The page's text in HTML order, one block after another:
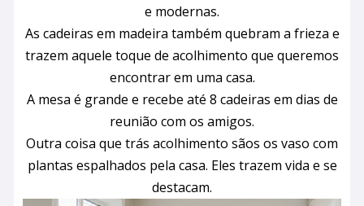
e modernas.
As cadeiras em madeira também quebram a frieza e
trazem aquele toque de acolhimento que queremos
encontrar em uma casa.
A mesa é grande e recebe até 8 cadeiras em dias de
reunião com os amigos.
Outra coisa que trás acolhimento sãos os vaso com
plantas espalhados pela casa. Eles trazem vida e se
destacam.